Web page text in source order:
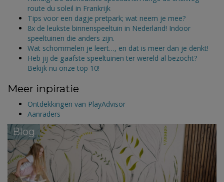
route du soleil in Frankrijk
Tips voor een dagje pretpark; wat neem je mee?
8x de leukste binnenspeeltuin in Nederland! Indoor
speeltuinen die anders zijn.
Wat schommelen je leert…, en dat is meer dan je denkt!
Heb jij de gaafste speeltuinen ter wereld al bezocht?
Bekijk nu onze top 10!
Meer inpiratie
Ontdekkingen van PlayAdvisor
Aanraders
Blog